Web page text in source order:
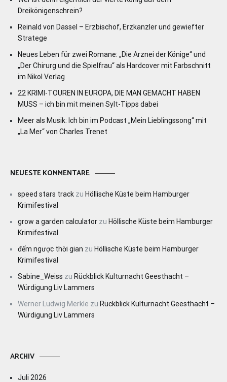
Dreikönigenschrein?
Reinald von Dassel – Erzbischof, Erzkanzler und gewiefter
Stratege
Neues Leben für zwei Romane: „Die Arznei der Könige“ und
„Der Chirurg und die Spielfrau“ als Hardcover mit Farbschnitt
im Nikol Verlag
22 KRIMI-TOUREN IN EUROPA, DIE MAN GEMACHT HABEN
MUSS – ich bin mit meinen Sylt-Tipps dabei
Meer als Musik: Ich bin im Podcast „Mein Lieblingssong“ mit
„La Mer“ von Charles Trenet
NEUESTE KOMMENTARE
speed stars track zu Höllische Küste beim Hamburger
Krimifestival
grow a garden calculator zu Höllische Küste beim Hamburger
Krimifestival
đếm ngược thời gian zu Höllische Küste beim Hamburger
Krimifestival
Sabine_Weiss zu Rückblick Kulturnacht Geesthacht –
Würdigung Liv Lammers
Werner Ludwig Merkle zu Rückblick Kulturnacht Geesthacht –
Würdigung Liv Lammers
ARCHIV
Juli 2026